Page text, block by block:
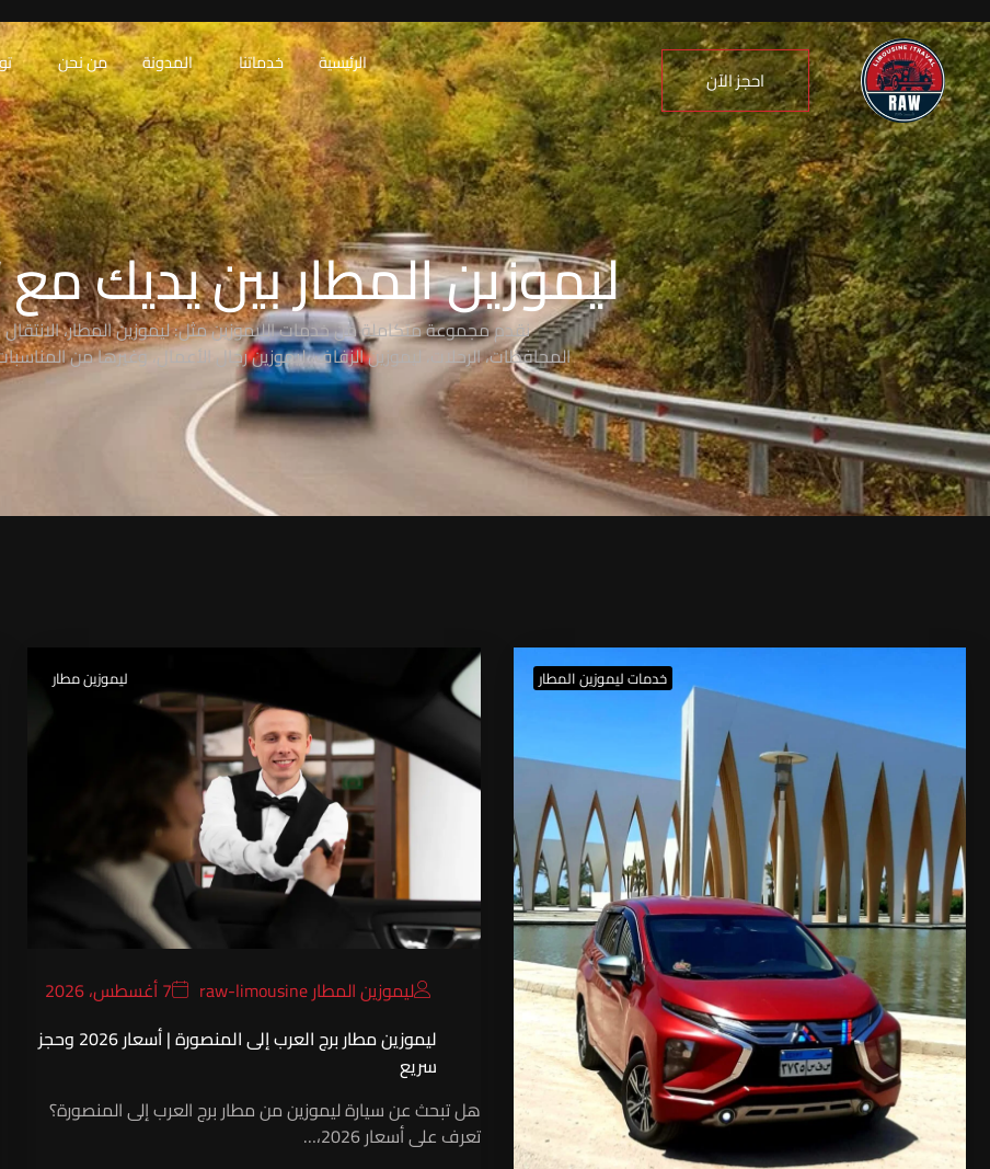
احجز الآن
الرئيسية خدماتنا المدونة من نحن
ليموزين المطار بين يديك مع RAW
نقدم مجموعة متكاملة من خدمات الليموزين مثل: ليموزين المطار، الانتقال
المحافظات، الرحلات، ليموزين الزفاف، ليموزين رجال الأعمال، وغيرها من
خدمات ليموزين المطار ليموزين مطار
ليموزين المطار raw-limousine
7 أغسطس، 2026
ليموزين مطار برج العرب إلى المنصورة | أسعار 2026 وحجز
سريع
هل تبحث عن سيارة ليموزين من مطار برج العرب إلى المنصورة؟
تعرف على أسعار 2026،…